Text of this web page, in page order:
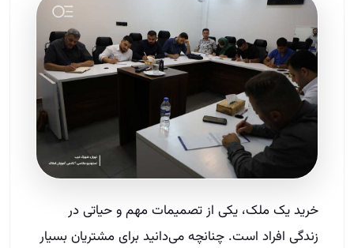
خرید یک ملک، یکی از تصمیمات مهم و حیاتی در
زندگی افراد است. چنانچه می‌دانید برای مشتریان بسیار